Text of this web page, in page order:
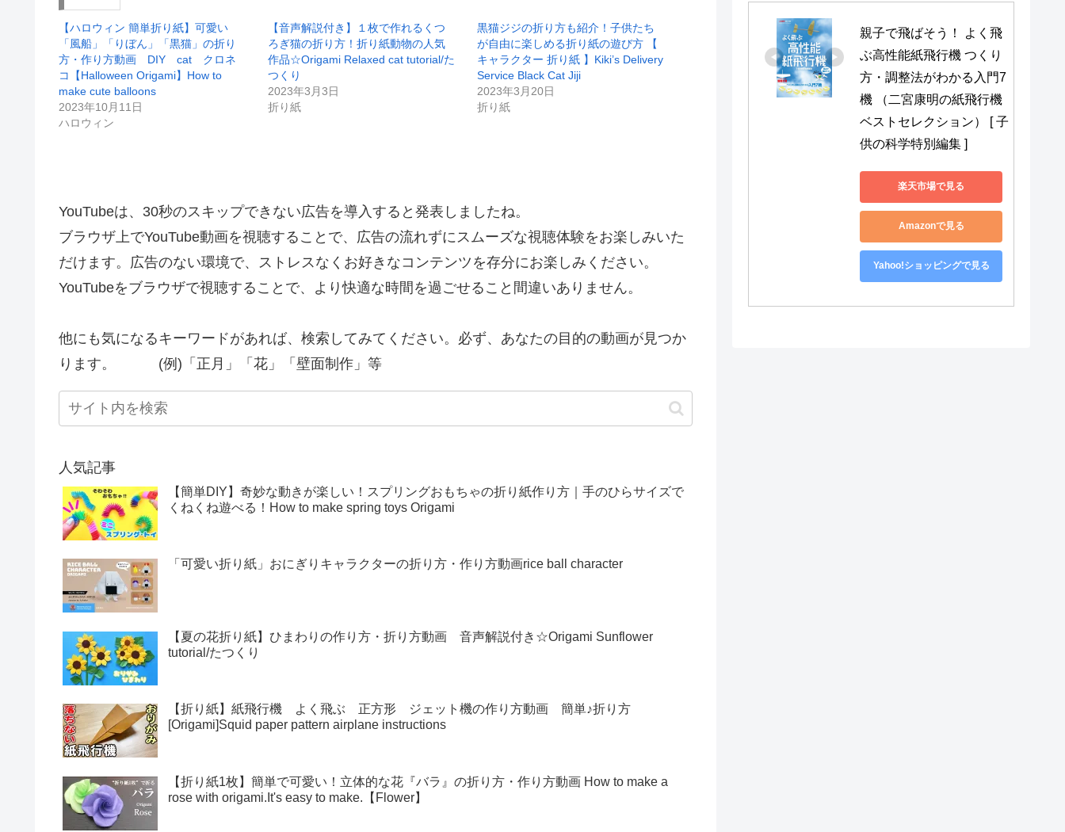
【ハロウィン 簡単折り紙】可愛い
「風船」「りぼん」「黒猫」の折り
方・作り方動画 DIY cat クロネ
コ【Halloween Origami】How to
make cute balloons
2023年10月11日
ハロウィン
【音声解説付き】１枚で作れるくつ
ろぎ猫の折り方！折り紙動物の人気
作品☆Origami Relaxed cat tutorial/た
つくり
2023年3月3日
折り紙
黒猫ジジの折り方も紹介！子供たち
が自由に楽しめる折り紙の遊び方 【
キャラクター 折り紙 】Kiki’s Delivery
Service Black Cat Jiji
2023年3月20日
折り紙
YouTubeは、30秒のスキップできない広告を導入すると発表しましたね。
ブラウザ上でYouTube動画を視聴することで、広告の流れずにスムーズな視聴体験をお楽しみいた
だけます。広告のない環境で、ストレスなくお好きなコンテンツを存分にお楽しみください。
YouTubeをブラウザで視聴することで、より快適な時間を過ごせること間違いありません。
他にも気になるキーワードがあれば、検索してみてください。必ず、あなたの目的の動画が見つか
ります。 (例)「正月」「花」「壁面制作」等
人気記事
【簡単DIY】奇妙な動きが楽しい！スプリングおもちゃの折り紙作り方｜手のひらサイズで
くねくね遊べる！How to make spring toys Origami
「可愛い折り紙」おにぎりキャラクターの折り方・作り方動画rice ball character
【夏の花折り紙】ひまわりの作り方・折り方動画 音声解説付き☆Origami Sunflower
tutorial/たつくり
【折り紙】紙飛行機 よく飛ぶ 正方形 ジェット機の作り方動画 簡単♪折り方
[Origami]Squid paper pattern airplane instructions
【折り紙1枚】簡単で可愛い！立体的な花『バラ』の折り方・作り方動画 How to make a
rose with origami.It's easy to make.【Flower】
親子で飛ばそう！ よく飛
ぶ高性能紙飛行機 つくり
方・調整法がわかる入門7
機 （二宮康明の紙飛行機
ベストセレクション） [ 子
供の科学特別編集 ]
楽天市場で見る
Amazonで見る
Yahoo!ショッピングで見る